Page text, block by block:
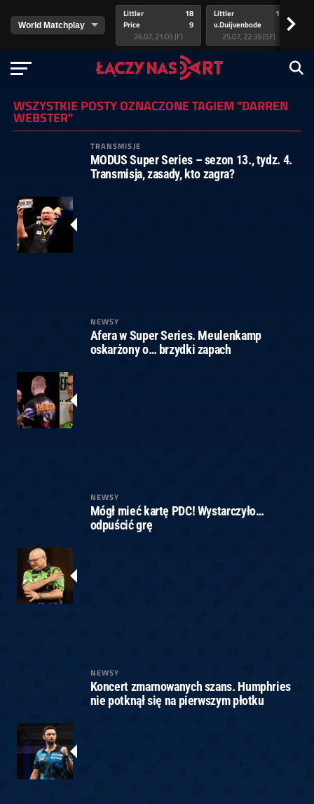
Littler
Price
18
9
26.07, 21:05 (F)
Littler
v.Duijvenbode
17
25.07, 22:35 (SF)
>
WSZYSTKIE POSTY OZNACZONE TAGIEM "DARREN
WEBSTER"
TRANSMISJE
MODUS Super Series – sezon 13., tydz. 4.
Transmisja, zasady, kto zagra?
NEWSY
Afera w Super Series. Meulenkamp
oskarżony o… brzydki zapach
NEWSY
Mógł mieć kartę PDC! Wystarczyło…
odpuścić grę
NEWSY
Koncert zmarnowanych szans. Humphries
nie potknął się na pierwszym płotku